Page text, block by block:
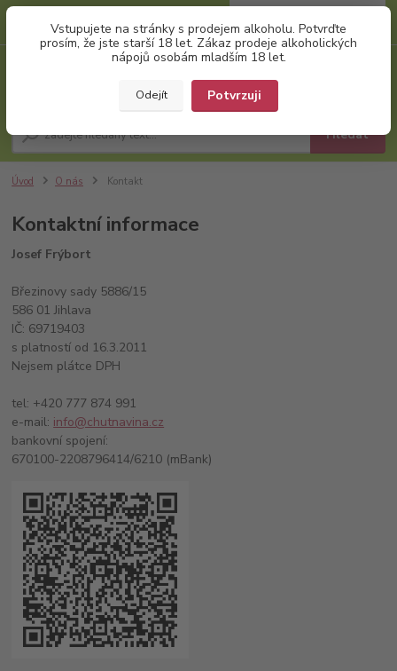
Vstupujete na stránky s prodejem alkoholu. Potvrďte
prosím, že jste starší 18 let. Zákaz prodeje alkoholických
nápojů osobám mladším 18 let.
Odejít Potvrzuji
Hledat
(Po-Pá, 8:00-17:00)
za0,00 Kč
Úvod O nás Kontakt
Kontaktní informace
Josef Frýbort
Březinovy sady 5886/15
586 01 Jihlava
IČ: 69719403
s platností od 16.3.2011
Nejsem plátce DPH
tel: +420 777 874 991
e-mail: info@chutnavina.cz
bankovní spojení:
670100-2208796414/6210 (mBank)